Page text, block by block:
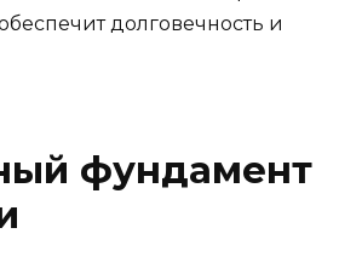
долговечность и
фундамент